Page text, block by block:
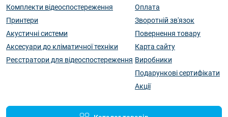
Комплекти відеоспостереження
Принтери
Акустичні системи
Аксесуари до кліматичної техніки
Реєстратори для відеоспостереження
Оплата
Зворотній зв'язок
Повернення товару
Карта сайту
Виробники
Подарункові сертифікати
Акції